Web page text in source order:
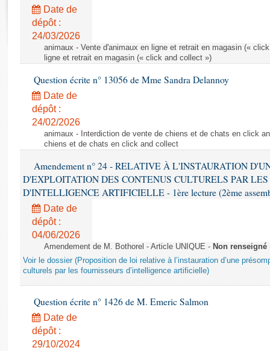
Rapports législatifs
Rapports sur l'application des lois
Baromètre de l’application des lois
Dossiers législatifs
Budget et sécurité sociale
Questions écrites et orales
Comptes rendus des débats
Date de
dépôt :
24/03/2026
animaux - Vente d'animaux en ligne et retrait en magasin («
ligne et retrait en magasin (« click and collect »)
Question écrite n° 13056 de Mme Sandra Delannoy
Date de
dépôt :
24/02/2026
animaux - Interdiction de vente de chiens et de chats en click
chiens et de chats en click and collect
Amendement n° 24 - RELATIVE À L'INSTAURATION
D'EXPLOITATION DES CONTENUS CULTURELS PAR LES
D'INTELLIGENCE ARTIFICIELLE - 1ère lecture (2ème
Date de
dépôt :
04/06/2026
Amendement de M. Bothorel - Article UNIQUE - Non renseigné
Voir le dossier (Proposition de loi relative à l’instauration d’une
culturels par les fournisseurs d’intelligence artificielle)
Question écrite n° 1426 de M. Emeric Salmon
Date de
dépôt :
29/10/2024